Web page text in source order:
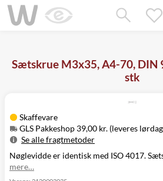
Sætskrue M3x35, A4-70, DIN
stk
Skaffevare
GLS Pakkeshop 39,00 kr. (leveres
Se alle fragtmetoder
Metode
Pris
Leveres
Nøglevidde er identisk med ISO 4017.
mere…
Mangler chatten?
Ret samtykke!